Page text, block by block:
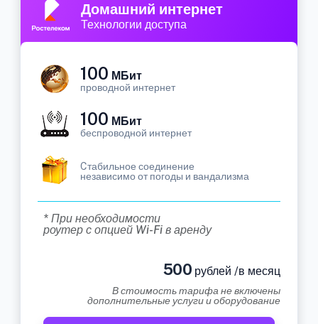
Домашний интернет
Технологии доступа
100 МБит
проводной интернет
100 МБит
беспроводной интернет
Cтабильное соединение
независимо от погоды и вандализма
* При необходимости
роутер с опцией Wi-Fi в аренду
500 рублей /в месяц
В стоимость тарифа не включены
дополнительные услуги и оборудование